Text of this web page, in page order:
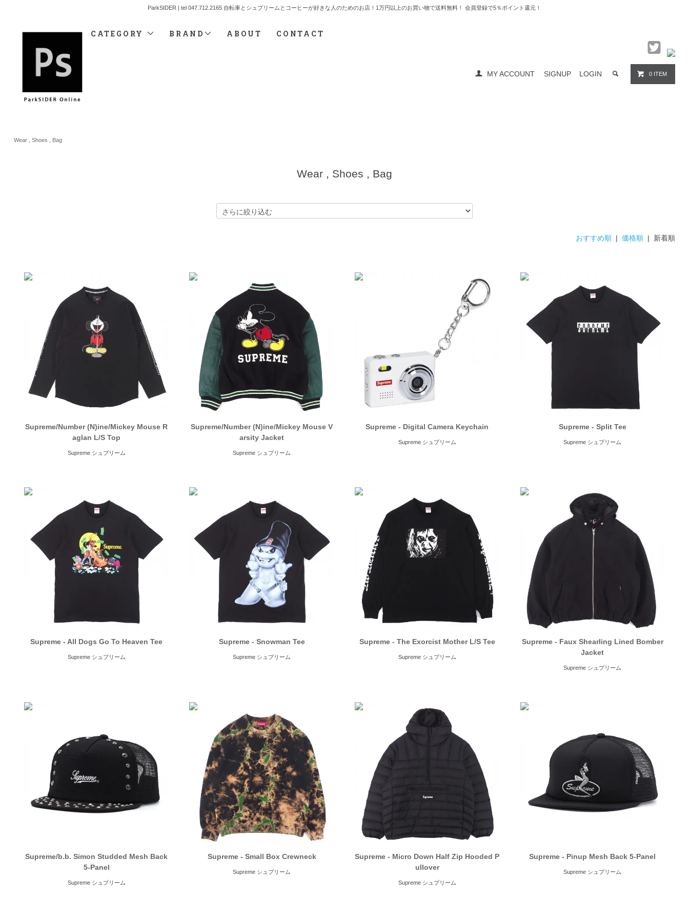
ParkSIDER | tel 047.712.2165 自転車とシュプリームとコーヒーが好きな人のためのお店！1万円以上のお買い物で送料無料！ 会員登録で5％ポイント還元！
MY ACCOUNT SIGNUP LOGIN 0 ITEM
CATEGORY BRAND ABOUT CONTACT
Wear , Shoes , Bag
Wear , Shoes , Bag
おすすめ順 |価格順 | 新着順
Supreme/Number (N)ine/Mickey Mouse R
aglan L/S Top
Supreme シュプリーム
Supreme/Number (N)ine/Mickey Mouse V
arsity Jacket
Supreme シュプリーム
Supreme - Digital Camera Keychain
Supreme シュプリーム
Supreme - Split Tee
Supreme シュプリーム
Supreme - All Dogs Go To Heaven Tee
Supreme シュプリーム
Supreme - Snowman Tee
Supreme シュプリーム
Supreme - The Exorcist Mother L/S Tee
Supreme シュプリーム
Supreme - Faux Shearling Lined Bomber
Jacket
Supreme シュプリーム
Supreme/b.b. Simon Studded Mesh Back
5-Panel
Supreme シュプリーム
Supreme - Small Box Crewneck
Supreme シュプリーム
Supreme - Micro Down Half Zip Hooded P
ullover
Supreme シュプリーム
Supreme - Pinup Mesh Back 5-Panel
Supreme シュプリーム